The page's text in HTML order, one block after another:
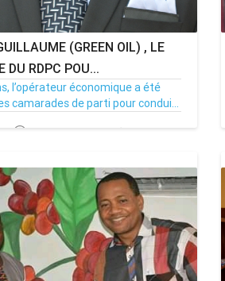
(GREEN OIL) , LE
DU RDPC POU...
l’opérateur économique a été
camarades de parti pour condui...
Par Adjahoung 2